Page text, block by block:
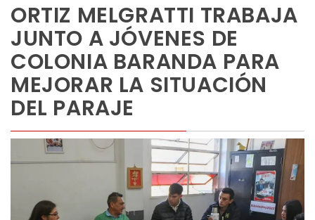
ORTIZ MELGRATTI TRABAJA
JUNTO A JÓVENES DE
COLONIA BARANDA PARA
MEJORAR LA SITUACIÓN
DEL PARAJE